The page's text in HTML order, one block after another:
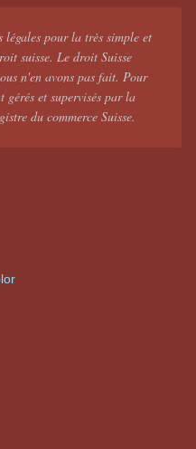
légales pour la très simple et
suisse. Le droit Suisse
n'en avons pas fait. Pour
et supervisés par la
du commerce Suisse.